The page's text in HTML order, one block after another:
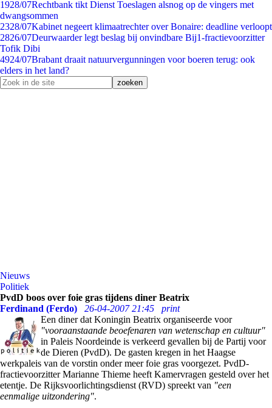
1928/07Rechtbank tikt Dienst Toeslagen alsnog op de vingers met
dwangsommen
2328/07Kabinet negeert klimaatrechter over Bonaire: deadline verloopt
2826/07Deurwaarder legt beslag bij onvindbare Bij1-fractievoorzitter
Tofik Dibi
4924/07Brabant draait natuurvergunningen voor boeren terug: ook
elders in het land?
Nieuws
Politiek
PvdD boos over foie gras tijdens diner Beatrix
Ferdinand (Ferdo)
26-04-2007 21:45
print
Een diner dat Koningin Beatrix organiseerde voor
"vooraanstaande beoefenaren van wetenschap en cultuur"
in Paleis Noordeinde is verkeerd gevallen bij de Partij voor
de Dieren (PvdD). De gasten kregen in het Haagse
werkpaleis van de vorstin onder meer foie gras voorgezet. PvdD-
fractievoorzitter Marianne Thieme heeft Kamervragen gesteld over het
etentje. De Rijksvoorlichtingsdienst (RVD) spreekt van "een
eenmalige uitzondering".